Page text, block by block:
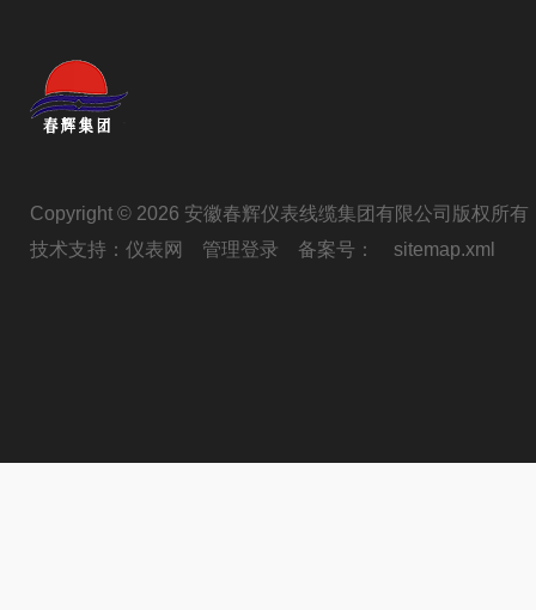
Copyright © 2026 安徽春辉仪表线缆集团有限公司版权所有
技术支持： 仪表网 管理登录 备案号： sitemap.xml